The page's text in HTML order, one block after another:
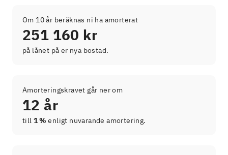
Om 10 år beräknas ni ha amorterat
251 160 kr
på lånet på er nya bostad.
Amorteringskravet går ner om
12 år
till 1 % enligt nuvarande amortering.